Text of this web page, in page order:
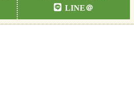
LINE＠